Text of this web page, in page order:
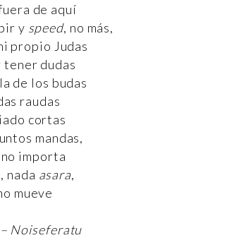
de aquí
y speed, no más,
propio Judas
dudas
de los budas
raudas
cortas
mandas,
importa
nada asara,
mueve
Noiseferatu